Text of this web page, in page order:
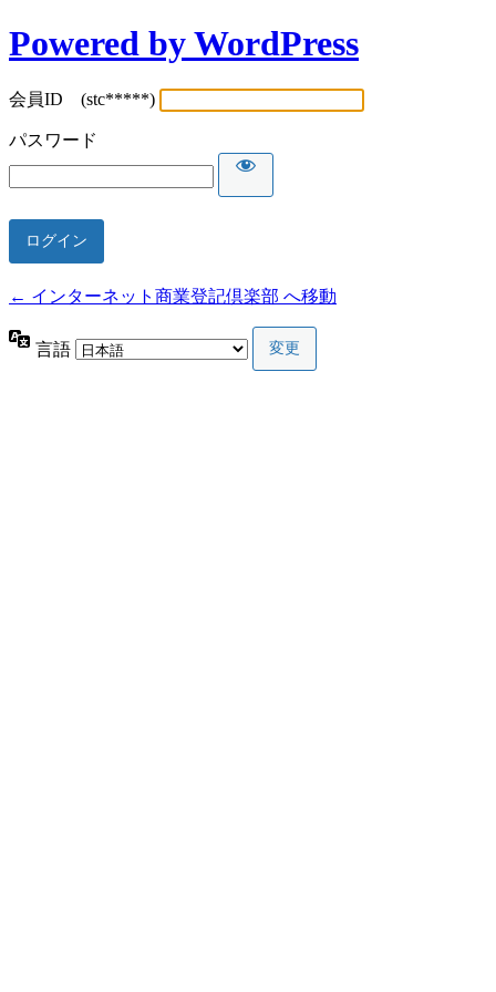
Powered by WordPress
会員ID (stc*****)
パスワード
← インターネット商業登記倶楽部 へ移動
言語